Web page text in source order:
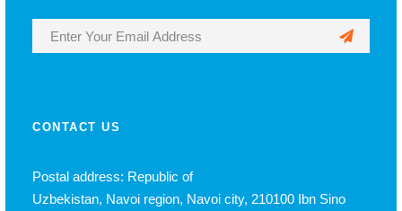
CONTACT US
Postal address: Republic of
Uzbekistan, Navoi region, Navoi city, 210100 Ibn Sino